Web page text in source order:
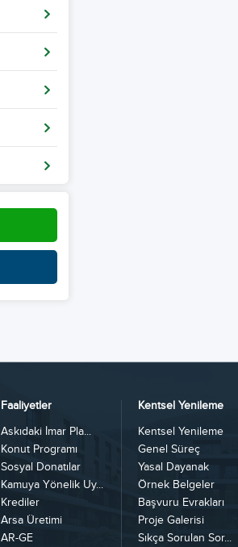
Faaliyetler
Askıdaki İmar Pla...
Konut Programı
Sosyal Donatılar
Kamuya Yönelik Uy...
Krediler
Arsa Üretimi
AR-GE
Kentsel Yenileme
Kentsel Yenileme
Genel Süreç
Yasal Dayanak
Örnek Belgeler
Başvuru Evrakları
Proje Galerisi
Sıkça Sorulan Sor...